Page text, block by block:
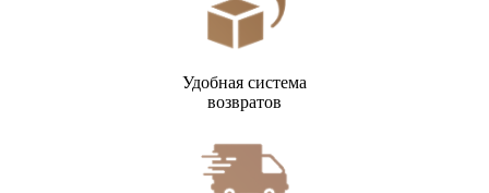
Удобная система
возвратов